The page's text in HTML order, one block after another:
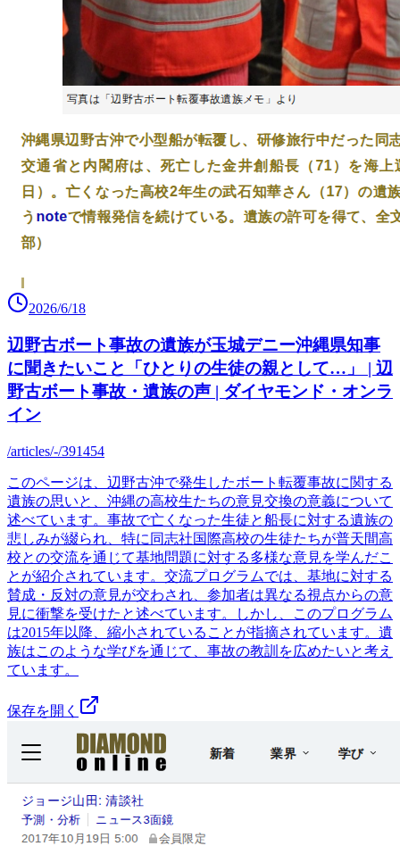
2026/6/18
辺野古ボート事故の遺族が玉城デニー沖縄県知事
に聞きたいこと「ひとりの生徒の親として…」 | 辺
野古ボート事故・遺族の声 | ダイヤモンド・オンラ
イン
/articles/-/391454
このページは、辺野古沖で発生したボート転覆事故に関する
遺族の思いと、沖縄の高校生たちの意見交換の意義について
述べています。事故で亡くなった生徒と船長に対する遺族の
悲しみが綴られ、特に同志社国際高校の生徒たちが普天間高
校との交流を通じて基地問題に対する多様な意見を学んだこ
とが紹介されています。交流プログラムでは、基地に対する
賛成・反対の意見が交わされ、参加者は異なる視点からの意
見に衝撃を受けたと述べています。しかし、このプログラム
は2015年以降、縮小されていることが指摘されています。遺
族はこのような学びを通じて、事故の教訓を広めたいと考え
ています。
保存を開く